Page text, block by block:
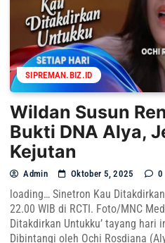
SIPREMAN.BIZ.ID
Wildan Susun
Bukti DNA Alya,
Kejutan
Admin Oktober 5, 2025 0
loading… Sinetron Kau
22.00 WIB di RCTI. Foto/MNC
Ditakdirkan Untukku’ tayang hari
Dibintangi oleh Ochi Rosdiana